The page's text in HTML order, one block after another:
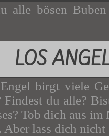
alle bösen
LOS
birgt viele
Findest du alle?
Tob dich aus
Aber lass dich nicht